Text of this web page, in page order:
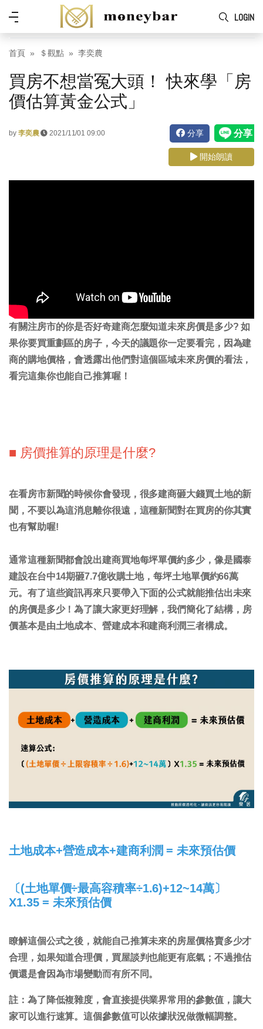
Skip to main content
LOGIN
功
能
表
首頁 ＄觀點 李奕農
買房不想當冤大頭！ 快來學「房
價估算黃金公式」
by 李奕農 2021/11/01 09:00 分享
開始朗讀
有關注房市的你是否好奇建商怎麼知道未來房價是多少? 如
果你要買重劃區的房子，今天的議題你一定要看完，因為建
商的購地價格，會透露出他們對這個區域未來房價的看法，
看完這集你也能自己推算喔！
■ 房價推算的原理是什麼?
在看房市新聞的時候你會發現，很多建商砸大錢買土地的新
聞，不要以為這消息離你很遠，這種新聞對在買房的你其實
也有幫助喔!
通常這種新聞都會說出建商買地每坪單價約多少，像是國泰
建設在台中14期砸7.7億收購土地，每坪土地單價約66萬
元。有了這些資訊再來只要帶入下面的公式就能推估出未來
的房價是多少！為了讓大家更好理解，我們簡化了結構， 房
價基本是由土地成本、營建成本和建商利潤三者構成。
土地成本+營造成本+建商利潤 = 未來預估價
〔(土地單價÷最高容積率÷1.6)+12~14萬〕
X1.35 = 未來預估價
瞭解這個公式之後，就能自己推算未來的房屋價格賣多少才
合理，如果知道合理價，買屋談判也能更有底氣；不過推估
價還是會因為市場變動而有所不同。
註：為了降低複雜度，會直接提供業界常用的參數值，讓大
家可以進行速算。這個參數值可以依據狀況做微幅調整。